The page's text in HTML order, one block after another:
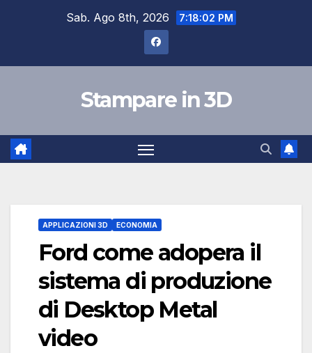
Sab. Ago 8th, 2026 7:18:03 PM
Stampare in 3D
APPLICAZIONI 3D ECONOMIA
Ford come adopera il
sistema di produzione
di Desktop Metal
video